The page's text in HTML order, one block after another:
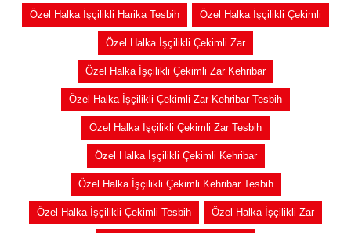
Özel Halka İşçilikli Harika Tesbih Özel Halka İşçilikli Çekimli
Özel Halka İşçilikli Çekimli Zar
Özel Halka İşçilikli Çekimli Zar Kehribar
Özel Halka İşçilikli Çekimli Zar Kehribar Tesbih
Özel Halka İşçilikli Çekimli Zar Tesbih
Özel Halka İşçilikli Çekimli Kehribar
Özel Halka İşçilikli Çekimli Kehribar Tesbih
Özel Halka İşçilikli Çekimli Tesbih Özel Halka İşçilikli Zar